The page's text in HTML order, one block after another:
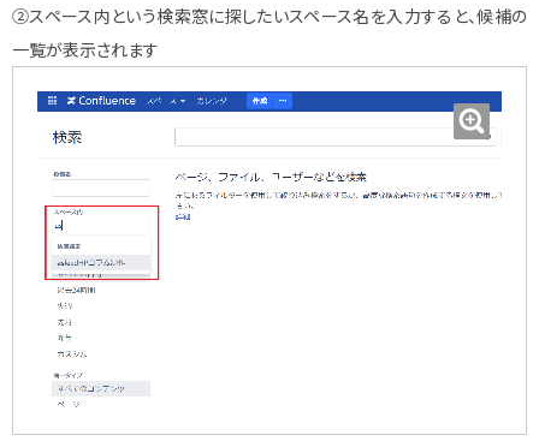
②スペース内という検索窓に探したいスペース名を入力すると、候補の
一覧が表示されます